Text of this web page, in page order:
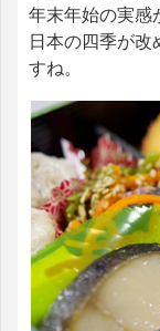
年末年始の実感
日本の四季が改
すね。